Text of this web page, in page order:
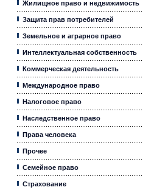
Жилищное право и недвижимость
Защита прав потребителей
Земельное и аграрное право
Интеллектуальная собственность
Коммерческая деятельность
Международное право
Налоговое право
Наследственное право
Права человека
Прочее
Семейное право
Страхование